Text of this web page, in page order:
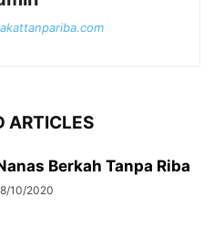
ARTICLES
Berkah Tanpa Riba
10/2020